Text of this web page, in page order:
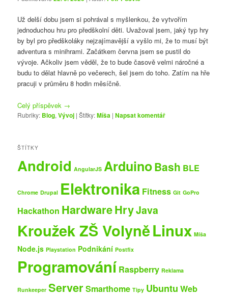
Už delší dobu jsem si pohrával s myšlenkou, že vytvořím
jednoduchou hru pro předškolní děti. Uvažoval jsem, jaký typ hry
by byl pro předškoláky nejzajímavější a vyšlo mi, že to musí být
adventura s minihrami. Začátkem června jsem se pustil do
vývoje. Ačkoliv jsem věděl, že to bude časově velmi náročné a
budu to dělat hlavně po večerech, šel jsem do toho. Zatím na hře
pracuji v průměru 8 hodin měsíčně.
Celý příspěvek →
Rubriky: Blog,Vývoj |Štítky:Míša |Napsat komentář
ŠTÍTKY
Android AngularJS ArduinoBash BLE
Chrome Drupal Elektronika Fitness Git GoPro
Hackathon HardwareHryJava
Kroužek ZŠ VolyněLinux Míša
Node.js Playstation Podnikání Postfix
Programování Raspberry Reklama
Runkeeper Server Smarthome Tipy Ubuntu Web